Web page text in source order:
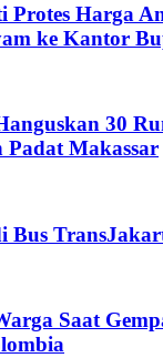
Protes Harga
ke Kantor
30
Padat Makassar
Bus
Saat